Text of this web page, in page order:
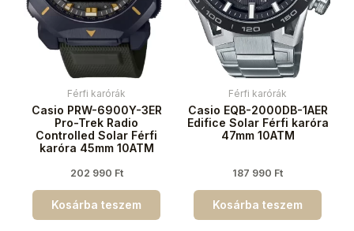
Férfi karórák
Casio PRW-6900Y-3ER
Pro-Trek Radio
Controlled Solar Férfi
karóra 45mm 10ATM
202 990 Ft
Kosárba teszem
Férfi karórák
Casio EQB-2000DB-1AER
Edifice Solar Férfi karóra
47mm 10ATM
187 990 Ft
Kosárba teszem